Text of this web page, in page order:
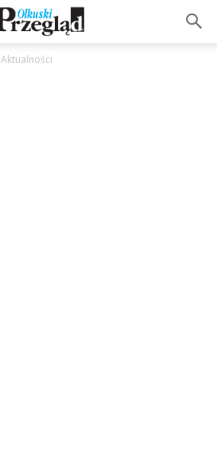
Aktualności